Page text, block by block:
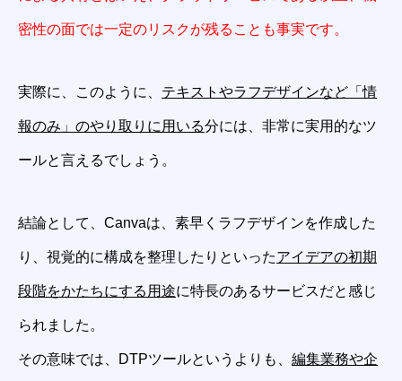
密性の面では一定のリスクが残ることも事実です。
実際に、このように、 テキストやラフデザインなど「情
報のみ」のやり取りに用いる分には、非常に実用的なツ
ールと言えるでしょう。
結論として、Canvaは、素早くラフデザインを作成した
り、視覚的に構成を整理したりといったアイデアの初期
段階をかたちにする用途に特長のあるサービスだと感じ
られました。
その意味では、DTPツールというよりも、 編集業務や企